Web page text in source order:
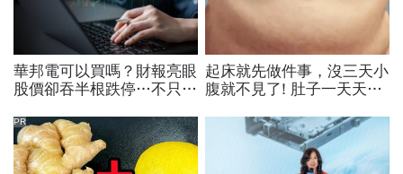
華邦電可以買嗎？財報亮眼
股價卻吞半根跌停…不只外
張利空，要抱要殺全看2重
點
起床就先做件事，沒三天小
腹就不見了! 肚子一天天變
PR